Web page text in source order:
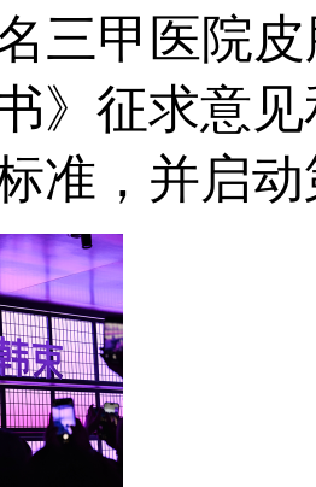
三甲医院
》征求意
准，并启